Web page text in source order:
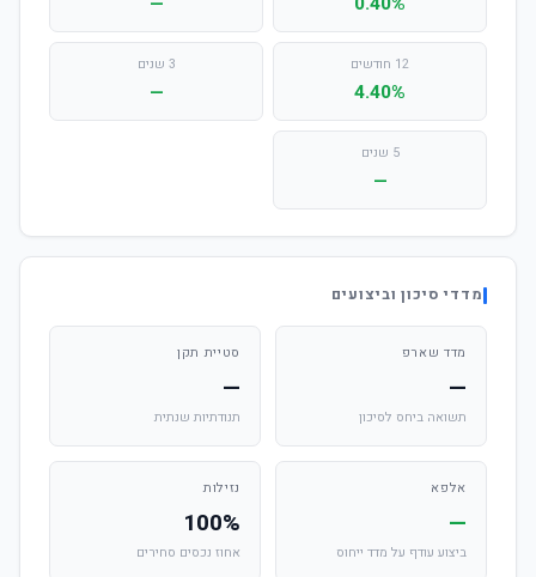
12 חודשים
4.40%
3 שנים
—
5 שנים
—
מדדי סיכון וביצועים
מדד שארפ
—
תשואה ביחס לסיכון
סטיית תקן
—
תנודתיות שנתית
אלפא
—
ביצוע עודף על מדד ייחוס
נזילות
100%
אחוז נכסים סחירים